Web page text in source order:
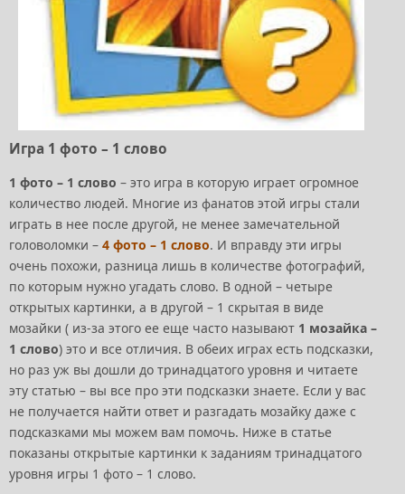
Игра 1 фото – 1 слово
1 фото – 1 слово – это игра в которую играет огромное
количество людей. Многие из фанатов этой игры стали
играть в нее после другой, не менее замечательной
головоломки – 4 фото – 1 слово. И вправду эти игры
очень похожи, разница лишь в количестве фотографий,
по которым нужно угадать слово. В одной – четыре
открытых картинки, а в другой – 1 скрытая в виде
мозайки ( из-за этого ее еще часто называют 1 мозайка –
1 слово) это и все отличия. В обеих играх есть подсказки,
но раз уж вы дошли до тринадцатого уровня и читаете
эту статью – вы все про эти подсказки знаете. Если у вас
не получается найти ответ и разгадать мозайку даже с
подсказками мы можем вам помочь. Ниже в статье
показаны открытые картинки к заданиям тринадцатого
уровня игры 1 фото – 1 слово.